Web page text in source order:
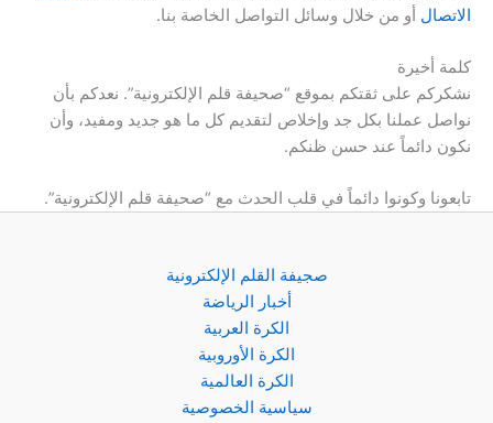
الاتصال أو من خلال وسائل التواصل الخاصة بنا.
كلمة أخيرة
نشكركم على ثقتكم بموقع “صحيفة قلم الإلكترونية”. نعدكم بأن
نواصل عملنا بكل جد وإخلاص لتقديم كل ما هو جديد ومفيد، وأن
نكون دائماً عند حسن ظنكم.
تابعونا وكونوا دائماً في قلب الحدث مع “صحيفة قلم الإلكترونية”.
صجيفة القلم الإلكترونية
أخبار الرياضة
الكرة العربية
الكرة الأوروبية
الكرة العالمية
سياسية الخصوصية